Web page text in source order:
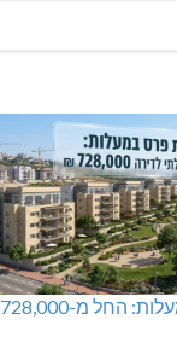
מחיר מטרה במעלות: החל מ-728,000